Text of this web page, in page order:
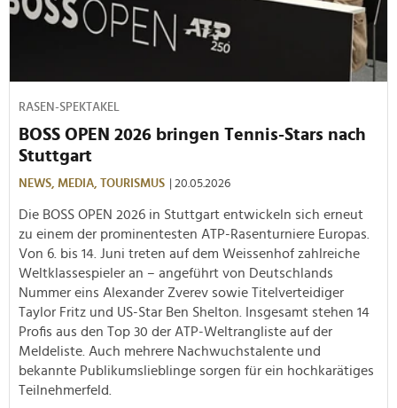
RASEN-SPEKTAKEL
BOSS OPEN 2026 bringen Tennis-Stars nach
Stuttgart
NEWS, MEDIA, TOURISMUS | 20.05.2026
Die BOSS OPEN 2026 in Stuttgart entwickeln sich erneut
zu einem der prominentesten ATP-Rasenturniere Europas.
Von 6. bis 14. Juni treten auf dem Weissenhof zahlreiche
Weltklassespieler an – angeführt von Deutschlands
Nummer eins Alexander Zverev sowie Titelverteidiger
Taylor Fritz und US-Star Ben Shelton. Insgesamt stehen 14
Profis aus den Top 30 der ATP-Weltrangliste auf der
Meldeliste. Auch mehrere Nachwuchstalente und
bekannte Publikumslieblinge sorgen für ein hochkarätiges
Teilnehmerfeld.